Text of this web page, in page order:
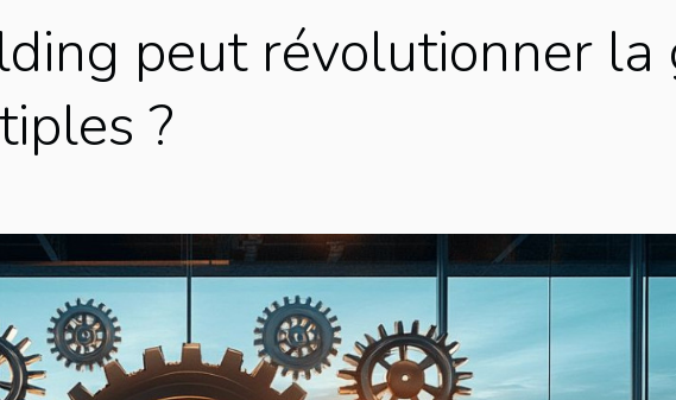
peut révolutionner la
?